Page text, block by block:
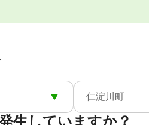
仁淀川町
生していますか？